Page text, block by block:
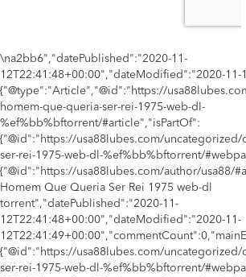
\na2bb6","datePublished":"2020-11-
12T22:41:48+00:00","dateModified":"2020-11-
{"@type":"Article","@id":"https://
homem-que-queria-ser-rei-1975-web-dl-
%ef%bb%bftorrent/#article","isPartOf":
{"@id":"https://usa88lubes.com/uncategorized/
ser-rei-1975-web-dl-%ef%bb%bftorrent/
{"@id":"https://usa88lubes.com/author/usa88/
Homem Que Queria Ser Rei 1975 web-dl
torrent","datePublished":"2020-11-
12T22:41:48+00:00","dateModified":"2020-11-
{"@id":"https://usa88lubes.com/uncategorized/
ser-rei-1975-web-dl-%ef%bb%bftorrent/